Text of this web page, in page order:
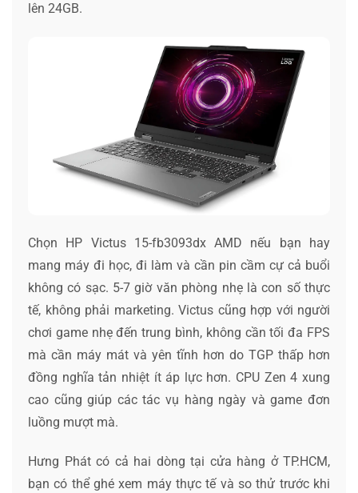
lên 24GB.
Chọn HP Victus 15-fb3093dx AMD nếu bạn hay
mang máy đi học, đi làm và cần pin cầm cự cả buổi
không có sạc. 5-7 giờ văn phòng nhẹ là con số thực
tế, không phải marketing. Victus cũng hợp với người
chơi game nhẹ đến trung bình, không cần tối đa FPS
mà cần máy mát và yên tĩnh hơn do TGP thấp hơn
đồng nghĩa tản nhiệt ít áp lực hơn. CPU Zen 4 xung
cao cũng giúp các tác vụ hàng ngày và game đơn
luồng mượt mà.
Hưng Phát có cả hai dòng tại cửa hàng ở TP.HCM,
bạn có thể ghé xem máy thực tế và so thử trước khi